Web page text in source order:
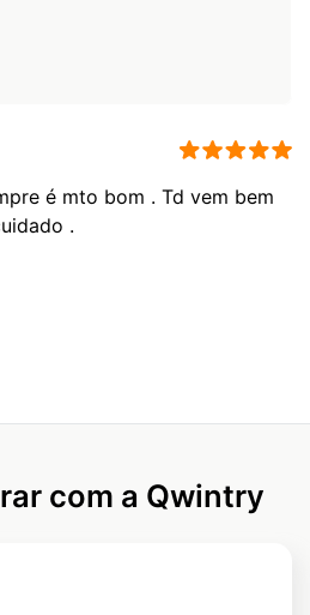
é mto bom . Td vem bem
.
com a Qwintry